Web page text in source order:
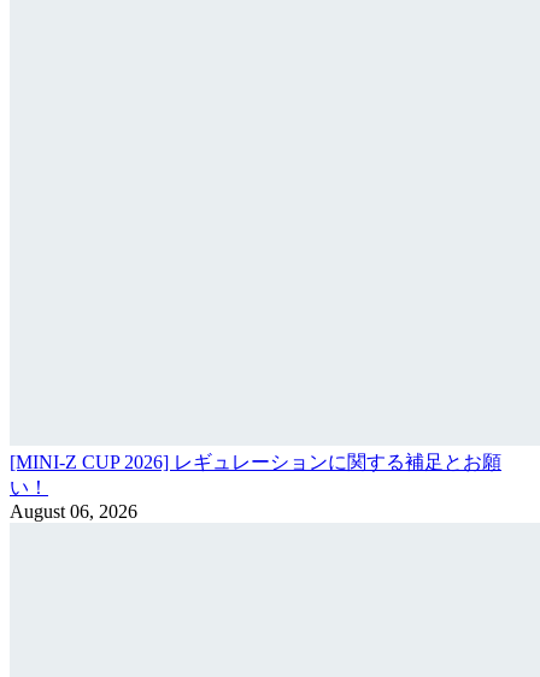
[MINI-Z CUP 2026] レギュレーションに関する補足とお願
い！
August 06, 2026